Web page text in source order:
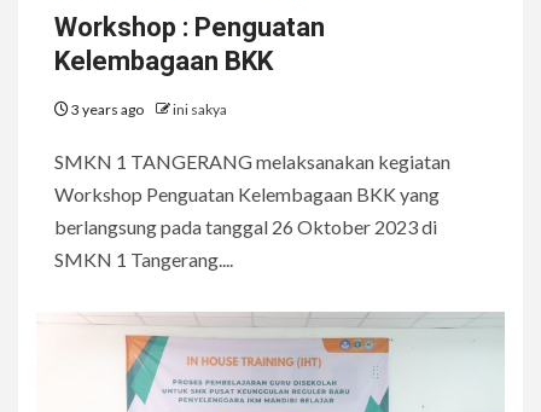
Workshop : Penguatan
Kelembagaan BKK
3 years ago ini sakya
SMKN 1 TANGERANG melaksanakan kegiatan
Workshop Penguatan Kelembagaan BKK yang
berlangsung pada tanggal 26 Oktober 2023 di
SMKN 1 Tangerang....